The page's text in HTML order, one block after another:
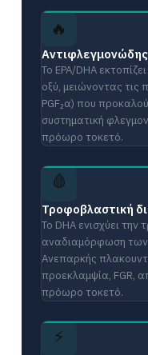
🔥
Το EPA/DHA
οξύ, μειώνοντας τις
PGF₂α) που
συστηματική
πρόωρο τοκετό.
🩸
Τροφοβλαστική
Το DHA ενισχύει την
αναδιαμόρφωση των
Ανεπαρκής
προεκλαμψία, FGR,
πρόωρο τοκετό.
⚡